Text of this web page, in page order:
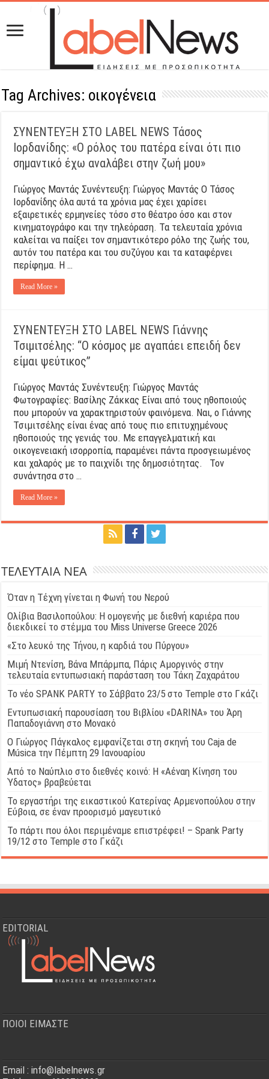
Tag Archives: οικογένεια
ΣΥΝΕΝΤΕΥΞΗ ΣΤΟ LABEL NEWS Τάσος
Ιορδανίδης: «Ο ρόλος του πατέρα είναι ότι πιο
σημαντικό έχω αναλάβει στην ζωή μου»
Γιώργος Μαντάς Συνέντευξη: Γιώργος Μαντάς Ο Τάσος
Ιορδανίδης όλα αυτά τα χρόνια μας έχει χαρίσει
εξαιρετικές ερμηνείες τόσο στο θέατρο όσο και στον
κινηματογράφο και την τηλεόραση. Τα τελευταία χρόνια
καλείται να παίξει τον σημαντικότερο ρόλο της ζωής του,
αυτόν του πατέρα και του συζύγου και τα καταφέρνει
περίφημα. Η …
Read More »
ΣΥΝΕΝΤΕΥΞΗ ΣΤΟ LABEL NEWS Γιάννης
Τσιμιτσέλης: “O κόσμος με αγαπάει επειδή δεν
είμαι ψεύτικος”
Γιώργος Μαντάς Συνέντευξη: Γιώργος Μαντάς
Φωτογραφίες: Βασίλης Ζάκκας Είναι από τους ηθοποιούς
που μπορούν να χαρακτηριστούν φαινόμενα. Ναι, ο Γιάννης
Τσιμιτσέλης είναι ένας από τους πιο επιτυχημένους
ηθοποιούς της γενιάς του. Με επαγγελματική και
οικογενειακή ισορροπία, παραμένει πάντα προσγειωμένος
και χαλαρός με το παιχνίδι της δημοσιότητας. Τον
συνάντησα στο …
Read More »
ΤΕΛΕΥΤΑΙΑ ΝΕΑ
Όταν η Τέχνη γίνεται η Φωνή του Νερού
Ολίβια Βασιλοπούλου: Η ομογενής με διεθνή καριέρα που
διεκδικεί το στέμμα του Miss Universe Greece 2026
«Στο λευκό της Τήνου, η καρδιά του Πύργου»
Μιμή Ντενίση, Βάνα Μπάρμπα, Πάρις Αμοργινός στην
τελευταία εντυπωσιακή παράσταση του Τάκη Ζαχαράτου
Το νέο SPANK PARTY το Σάββατο 23/5 στο Temple στο Γκάζι
Εντυπωσιακή παρουσίαση του Βιβλίου «DARINA» του Άρη
Παπαδογιάννη στο Μονακό
Ο Γιώργος Πάγκαλος εμφανίζεται στη σκηνή του Caja de
Música την Πέμπτη 29 Ιανουαρίου
Από το Ναύπλιο στο διεθνές κοινό: Η «Αέναη Κίνηση του
Ύδατος» βραβεύεται
Το εργαστήρι της εικαστικού Κατερίνας Αρμενοπούλου στην
Εύβοια, σε έναν προορισμό μαγευτικό
Το πάρτι που όλοι περιμέναμε επιστρέφει! – Spank Party
19/12 στο Temple στο Γκάζι
EDITORIAL
ΠΟΙΟΙ ΕΙΜΑΣΤΕ
Email : info@labelnews.gr